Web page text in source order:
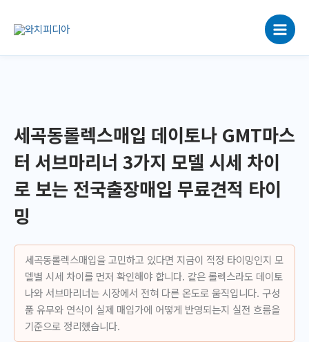
로
세곡동롤렉스매입 데이토나 GMT마스
터 서브마리너 3가지 모델 시세 차이
로 보는 전국출장매입 무료견적 타이
밍
세곡동롤렉스매입을 고민하고 있다면 지금이 적정 타이밍인지 모
델별 시세 차이를 먼저 확인해야 합니다. 같은 롤렉스라도 데이토
나와 서브마리너는 시장에서 전혀 다른 온도로 움직입니다. 구성
품 유무와 연식이 실제 매입가에 어떻게 반영되는지 실전 흐름을
기준으로 정리했습니다.